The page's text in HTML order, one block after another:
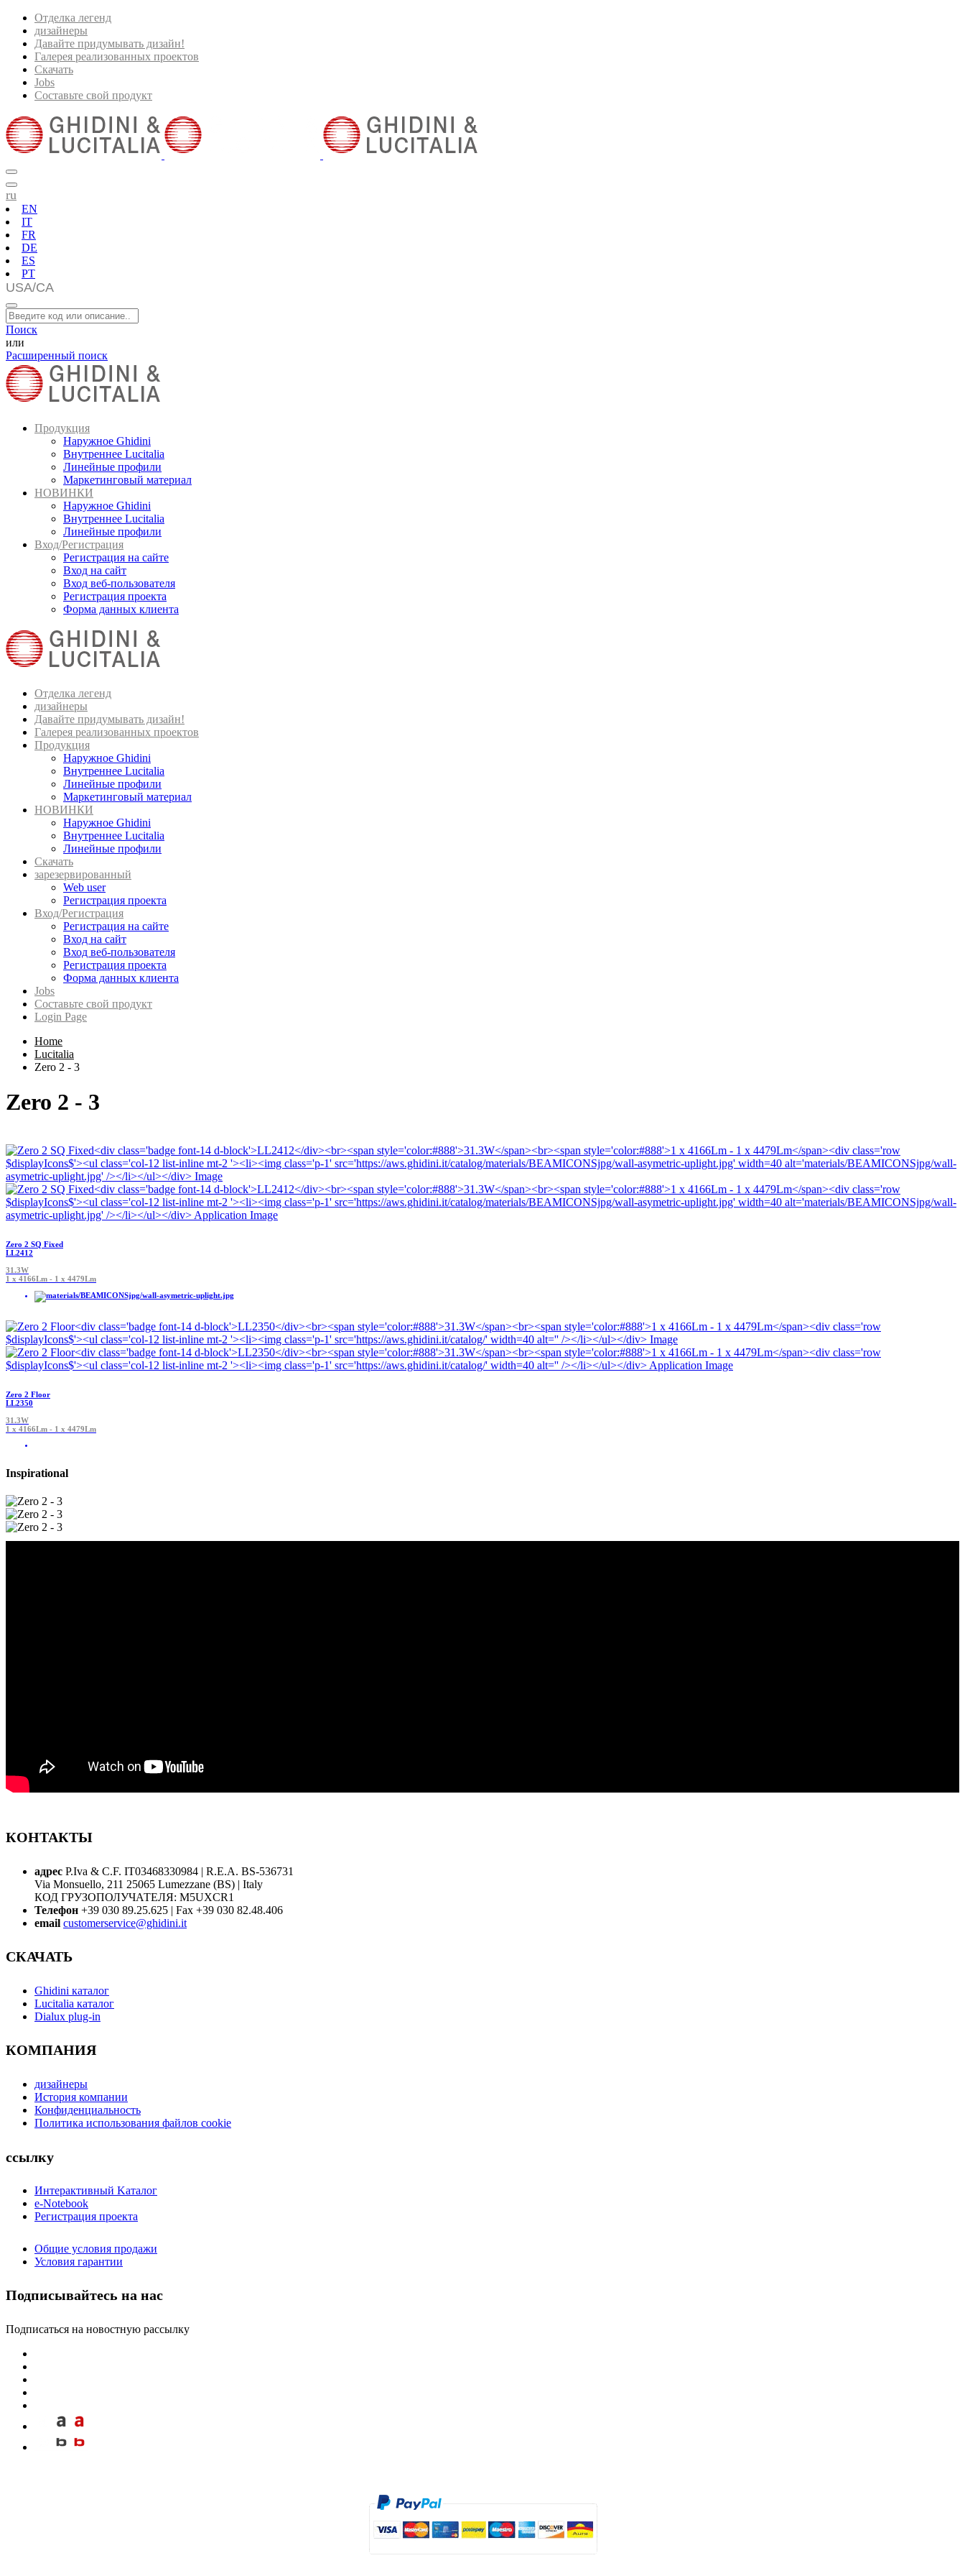
Отделка легенд
дизайнеры
Давайте придумывать дизайн!
Галерея реализованных проектов
Скачать
Jobs
Составьте свой продукт
ru
EN
IT
FR
DE
ES
PT
Поиск
или
Расширенный поиск
Продукция
Наружное Ghidini
Внутреннее Lucitalia
Линейные профили
Маркетинговый материал
НОВИНКИ
Наружное Ghidini
Внутреннее Lucitalia
Линейные профили
Вход/Регистрация
Регистрация на сайте
Вход на сайт
Вход веб-пользователя
Регистрация проекта
Форма данных клиента
Отделка легенд
дизайнеры
Давайте придумывать дизайн!
Галерея реализованных проектов
Продукция
Наружное Ghidini
Внутреннее Lucitalia
Линейные профили
Маркетинговый материал
НОВИНКИ
Наружное Ghidini
Внутреннее Lucitalia
Линейные профили
Скачать
зарезервированный
Web user
Регистрация проекта
Вход/Регистрация
Регистрация на сайте
Вход на сайт
Вход веб-пользователя
Регистрация проекта
Форма данных клиента
Jobs
Составьте свой продукт
Login Page
Home
Lucitalia
Zero 2 - 3
Zero 2 - 3
Zero 2 SQ Fixed
LL2412
31.3W
1 x 4166Lm - 1 x 4479Lm
Zero 2 Floor
LL2350
31.3W
1 x 4166Lm - 1 x 4479Lm
Inspirational
КОНТАКТЫ
адрес P.Iva & C.F. IT03468330984 | R.E.A. BS-536731
Via Monsuello, 211 25065 Lumezzane (BS) | Italy
КОД ГРУЗОПОЛУЧАТЕЛЯ: M5UXCR1
Телефон +39 030 89.25.625 | Fax +39 030 82.48.406
email customerservice@ghidini.it
СКАЧАТЬ
Ghidini каталог
Lucitalia каталог
Dialux plug-in
КОМПАНИЯ
дизайнеры
История компании
Конфиденциальность
Политика использования файлов cookie
ссылку
Интерактивный Kаталог
e-Notebook
Регистрация проекта
Общие условия продажи
Условия гарантии
Подписывайтесь на нас
Подписаться на новостную рассылку